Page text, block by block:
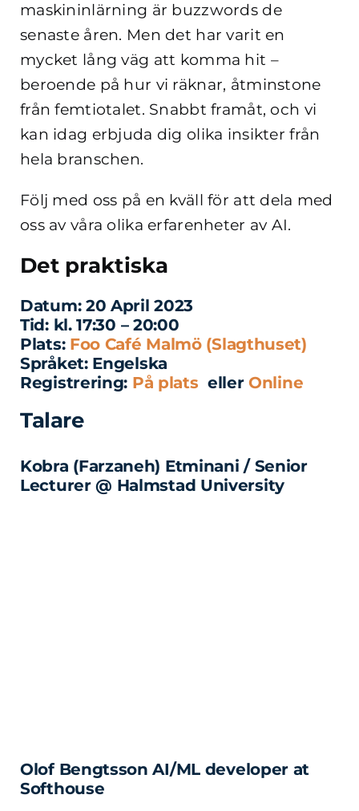
maskininlärning är buzzwords de
senaste åren. Men det har varit en
mycket lång väg att komma hit –
beroende på hur vi räknar, åtminstone
från femtiotalet. Snabbt framåt, och vi
kan idag erbjuda dig olika insikter från
hela branschen.
Följ med oss på en kväll för att dela med
oss av våra olika erfarenheter av AI.
Det praktiska
Datum:20 April 2023
Tid: kl. 17:30 – 20:00
Plats: Foo Café Malmö (Slagthuset)
Språket:Engelska
Registrering: På plats ellerOnline
Talare
Kobra (Farzaneh) Etminani / Senior
Lecturer @ Halmstad University
Olof Bengtsson AI/ML developer at
Softhouse